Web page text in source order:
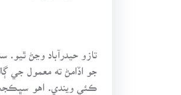
تازو حيدرآباد وڃڻ
جو اڏامڻ ته معمول جي
ڪئي ويندي. اهو سڀڪجھ